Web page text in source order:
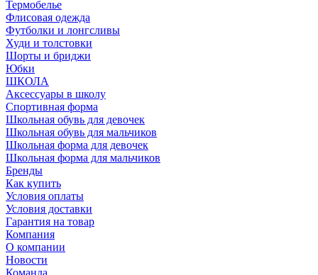
Термобелье
Флисовая одежда
Футболки и лонгсливы
Худи и толстовки
Шорты и бриджи
Юбки
ШКОЛА
Аксессуары в школу
Спортивная форма
Школьная обувь для девочек
Школьная обувь для мальчиков
Школьная форма для девочек
Школьная форма для мальчиков
Бренды
Как купить
Условия оплаты
Условия доставки
Гарантия на товар
Компания
О компании
Новости
Команда